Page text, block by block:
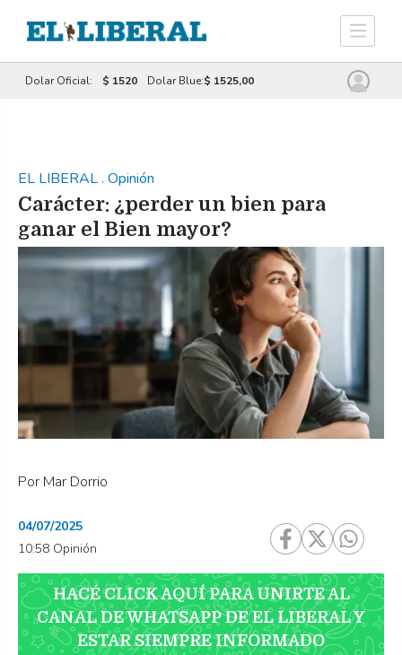
Dolar Oficial: $ 1520 Dolar Blue:$ 1525,00
EL LIBERAL. Opinión
Carácter: ¿perder un bien para
ganar el Bien mayor?
Por Mar Dorrio
04/07/2025
10:58 Opinión
HACÉ CLICK AQUÍ PARA UNIRTE AL
CANAL DE WHATSAPP DE EL LIBERAL Y
ESTAR SIEMPRE INFORMADO